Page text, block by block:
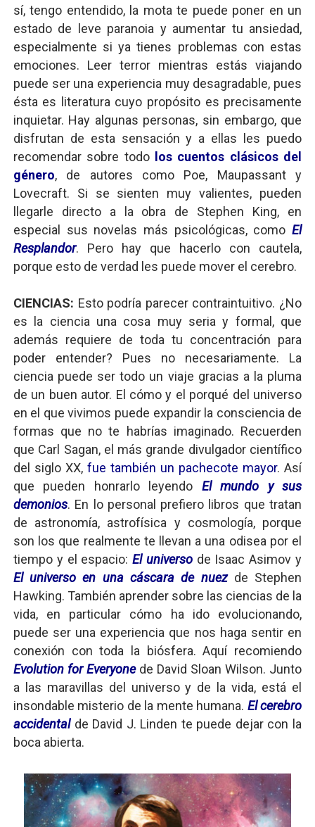
sí, tengo entendido, la mota te puede poner en un
estado de leve paranoia y aumentar tu ansiedad,
especialmente si ya tienes problemas con estas
emociones. Leer terror mientras estás viajando
puede ser una experiencia muy desagradable, pues
ésta es literatura cuyo propósito es precisamente
inquietar. Hay algunas personas, sin embargo, que
disfrutan de esta sensación y a ellas les puedo
recomendar sobre todo
los cuentos clásicos del
género, de autores como Poe, Maupassant y
Lovecraft. Si se sienten muy valientes, pueden
llegarle directo a la obra de Stephen King, en
especial sus novelas más psicológicas, comoEl
Resplandor. Pero hay que hacerlo con cautela,
porque esto de verdad les puede mover el cerebro.
CIENCIAS: Esto podría parecer contraintuitivo. ¿No
es la ciencia una cosa muy seria y formal, que
además requiere de toda tu concentración para
poder entender? Pues no necesariamente. La
ciencia puede ser todo un viaje gracias a la pluma
de un buen autor. El cómo y el porqué del universo
en el que vivimos puede expandir la consciencia de
formas que no te habrías imaginado. Recuerden
que Carl Sagan, el más grande divulgador científico
del siglo XX, fue también un pachecote mayor. Así
que pueden honrarlo leyendo El mundo y sus
demonios. En lo personal prefiero libros que tratan
de astronomía, astrofísica y cosmología, porque
son los que realmente te llevan a una odisea por el
tiempo y el espacio:El universo de Isaac Asimov y
El universo en una cáscara de nuez de Stephen
Hawking. También aprender sobre las ciencias de la
vida, en particular cómo ha ido evolucionando,
puede ser una experiencia que nos haga sentir en
conexión con toda la biósfera. Aquí recomiendo
Evolution for Everyone de David Sloan Wilson. Junto
a las maravillas del universo y de la vida, está el
insondable misterio de la mente humana. El cerebro
accidental de David J. Linden te puede dejar con la
boca abierta.